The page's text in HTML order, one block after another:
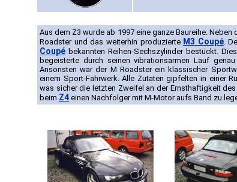
Aus dem Z3 wurde ab 1997 eine ganze Baureihe.
Roadster und das weiterhin produzierte M3 Coupé.
Coupé bekannten Reihen-Sechszylinder bestückt.
begeisterte durch seinen vibrationsarmen Lauf
Ansonsten war der M Roadster ein klassischer
einem Sport-Fahrwerk. Alle Zutaten gipfelten in einer
was sicher die letzten Zweifel an der Ernsthaftigkeit
beim Z4 einen Nachfolger mit M-Motor aufs Band zu